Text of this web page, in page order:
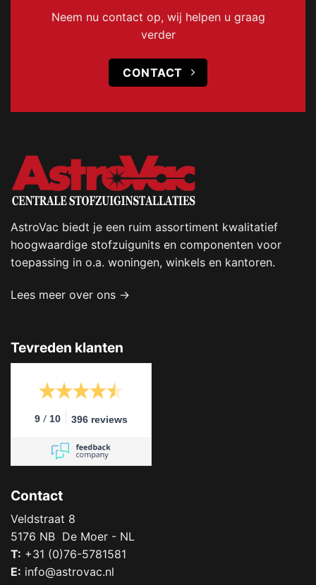
Neem nu contact op, wij helpen u graag
verder
CONTACT
AstroVac biedt je een ruim assortiment kwalitatief
hoogwaardige stofzuigunits en componenten voor
toepassing in o.a. woningen, winkels en kantoren.
Lees meer over ons →
Tevreden klanten
9 / 10 396 reviews
Contact
Veldstraat 8
5176 NB De Moer - NL
T: +31 (0)76-5781581
E: info@astrovac.nl